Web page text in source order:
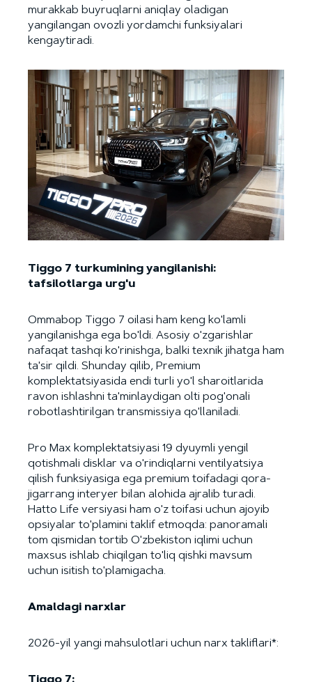
murakkab buyruqlarni aniqlay oladigan
yangilangan ovozli yordamchi funksiyalari
kengaytiradi.
Tiggo 7 turkumining yangilanishi:
tafsilotlarga urg'u
Ommabop Tiggo 7 oilasi ham keng ko'lamli
yangilanishga ega bo'ldi. Asosiy o'zgarishlar
nafaqat tashqi ko'rinishga, balki texnik jihatga ham
ta'sir qildi. Shunday qilib, Premium
komplektatsiyasida endi turli yo'l sharoitlarida
ravon ishlashni ta'minlaydigan olti pog'onali
robotlashtirilgan transmissiya qo'llaniladi.
Pro Max komplektatsiyasi 19 dyuymli yengil
qotishmali disklar va o'rindiqlarni ventilyatsiya
qilish funksiyasiga ega premium toifadagi qora-
jigarrang interyer bilan alohida ajralib turadi.
Hatto Life versiyasi ham o'z toifasi uchun ajoyib
opsiyalar to'plamini taklif etmoqda: panoramali
tom qismidan tortib O'zbekiston iqlimi uchun
maxsus ishlab chiqilgan to'liq qishki mavsum
uchun isitish to'plamigacha.
Amaldagi narxlar
2026-yil yangi mahsulotlari uchun narx takliflari*: